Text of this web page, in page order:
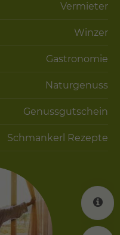
Vermieter
Winzer
Gastronomie
Naturgenuss
Genussgutschein
Schmankerl Rezepte